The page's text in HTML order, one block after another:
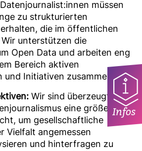
Datenjournalist:innen müssen
zu strukturierten
die im öffentlichen
unterstützen die
Open Data und arbeiten eng
Bereich aktiven
und Initiativen zusammen.
Wir sind überzeugt,
eine größere
um gesellschaftliche
Vielfalt angemessen
und hinterfragen zu
Infos